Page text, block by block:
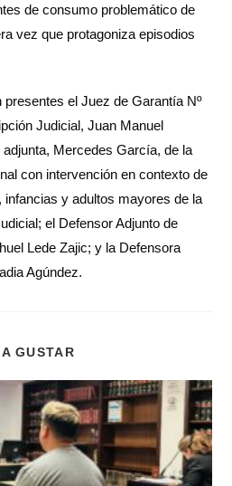
de consumo problemático de
vez que protagoniza episodios
el Juez de Garantía Nº
Judicial, Juan Manuel
Mercedes García, de la
con intervención en contexto de
infancias y adultos mayores de la
el Defensor Adjunto de
Lede Zajic; y la Defensora
Agúndez.
GUSTAR